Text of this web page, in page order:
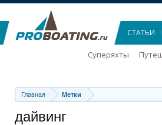
Главная Метки
дайвинг
СТАТЬИ
Суперяхты